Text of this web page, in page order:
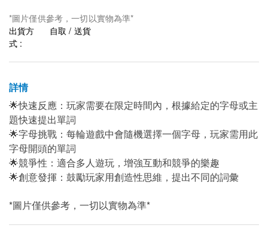
*圖片僅供參考，一切以實物為準*
出貨方
式 :
自取 / 送貨
詳情
🌟快速反應：玩家需要在限定時間內，根據給定的字母或主
題快速提出單詞
🌟字母挑戰：每輪遊戲中會隨機選擇一個字母，玩家需用此
字母開頭的單詞
🌟競爭性：適合多人遊玩，增強互動和競爭的樂趣
🌟創意發揮：鼓勵玩家用創造性思維，提出不同的詞彙
*圖片僅供參考，一切以實物為準*